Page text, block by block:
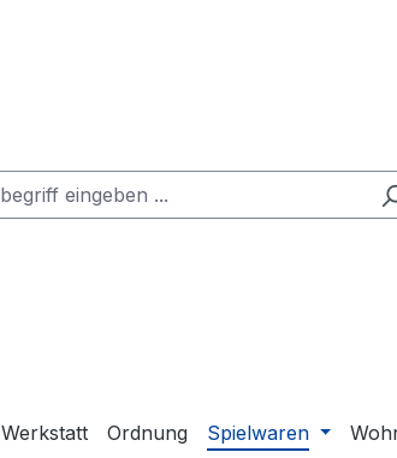
Werkstatt Ordnung Spielwaren